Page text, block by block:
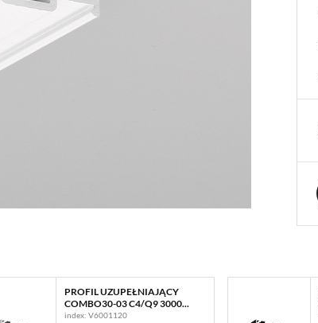
PROFIL UZUPEŁNIAJĄCY
COMBO30-03 C4/Q9 3000...
index: V6001120